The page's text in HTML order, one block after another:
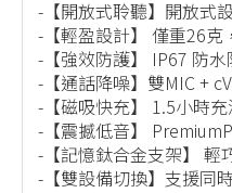
-【開放式聆聽】開放式
-【輕盈設計】 僅重26克
-【強效防護】 IP67 防
-【通話降噪】雙MIC +
-【磁吸快充】 1.5小時
-【震撼低音】
-【記憶鈦合金支架】 輕
-【雙設備切換】支援同